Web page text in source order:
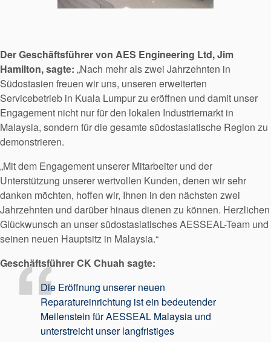
Produktbroschüren
Video
Der Geschäftsführer von AES Engineering Ltd, Jim
Hamilton, sagte: „Nach mehr als zwei Jahrzehnten in
Südostasien freuen wir uns, unseren erweiterten
Servicebetrieb in Kuala Lumpur zu eröffnen und damit unser
Engagement nicht nur für den lokalen Industriemarkt in
Malaysia, sondern für die gesamte südostasiatische Region zu
demonstrieren.
„Mit dem Engagement unserer Mitarbeiter und der
Unterstützung unserer wertvollen Kunden, denen wir sehr
danken möchten, hoffen wir, Ihnen in den nächsten zwei
Jahrzehnten und darüber hinaus dienen zu können. Herzlichen
Glückwunsch an unser südostasiatisches AESSEAL-Team und
seinen neuen Hauptsitz in Malaysia.“
Geschäftsführer CK Chuah sagte:
Die Eröffnung unserer neuen
Reparatureinrichtung ist ein bedeutender
Meilenstein für AESSEAL Malaysia und
unterstreicht unser langfristiges